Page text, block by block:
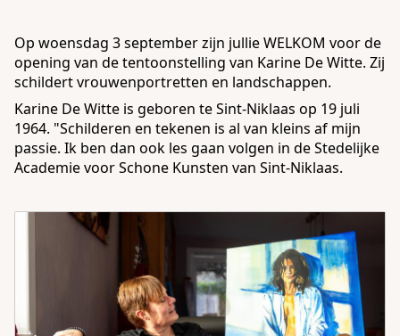
Op woensdag 3 september zijn jullie WELKOM voor de
opening van de tentoonstelling van Karine De Witte. Zij
schildert vrouwenportretten en landschappen.
Karine De Witte is geboren te Sint-Niklaas op 19 juli
1964. "Schilderen en tekenen is al van kleins af mijn
passie. Ik ben dan ook les gaan volgen in de Stedelijke
Academie voor Schone Kunsten van Sint-Niklaas.